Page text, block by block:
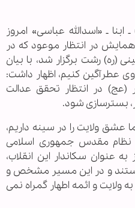
ـ «اسدالله عباسی» امروز
26 اسفند 1400 در همایش در انتظار موعود که در
(ره) رشت برگزار شد، با بیان
عطرآگین کنیم، اظهار داشت:
در انتظار تحقق عدالت
بسترسازی شود.
ما عشق ولایت را در سینه داریم،
نظام مقدس جمهوری اسلامی
عنوان سکاندار این انقلاب،
و در این مسیر مشخص و
و ائمه اطهار گمراه نمی